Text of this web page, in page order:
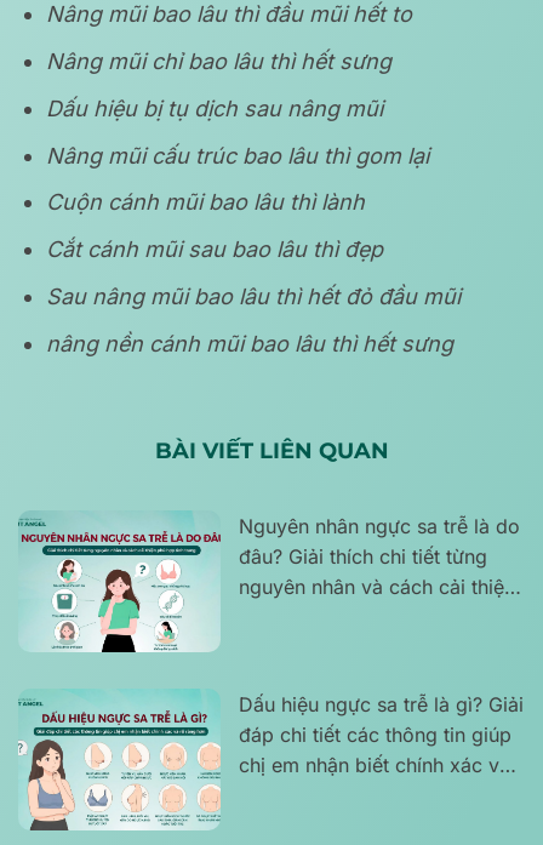
Nâng mũi bao lâu thì đầu mũi hết to
Nâng mũi chỉ bao lâu thì hết sưng
Dấu hiệu bị tụ dịch sau nâng mũi
Nâng mũi cấu trúc bao lâu thì gom lại
Cuộn cánh mũi bao lâu thì lành
Cắt cánh mũi sau bao lâu thì đẹp
Sau nâng mũi bao lâu thì hết đỏ đầu mũi
nâng nền cánh mũi bao lâu thì hết sưng
BÀI VIẾT LIÊN QUAN
Nguyên nhân ngực sa trễ là do
đâu? Giải thích chi tiết từng
nguyên nhân và cách cải thiện
Dấu hiệu ngực sa trễ là gì? Giải
đáp chi tiết các thông tin giúp
chị em nhận biết chính xác và